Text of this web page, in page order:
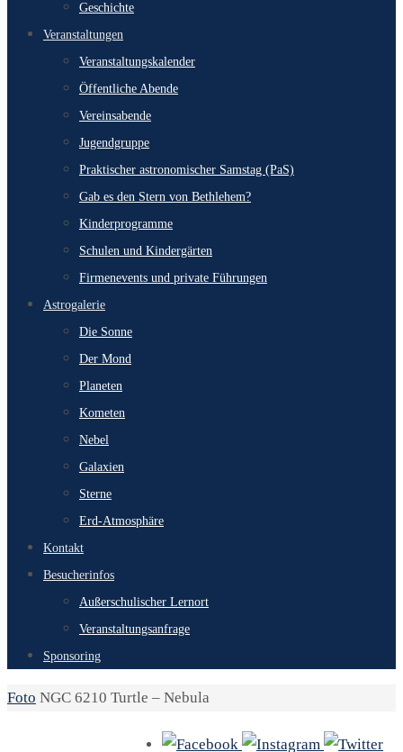
Geschichte
Veranstaltungen
Veranstaltungskalender
Öffentliche Abende
Vereinsabende
Jugendgruppe
Praktischer astronomischer Samstag (PaS)
Gab es den Stern von Bethlehem?
Kinderprogramme
Schulen und Kindergärten
Firmenevents und private Führungen
Astrogalerie
Die Sonne
Der Mond
Planeten
Kometen
Nebel
Galaxien
Sterne
Erd-Atmosphäre
Kontakt
Besucherinfos
Außerschulischer Lernort
Veranstaltungsanfrage
Sponsoring
Start
Foto NGC 6210 Turtle – Nebula